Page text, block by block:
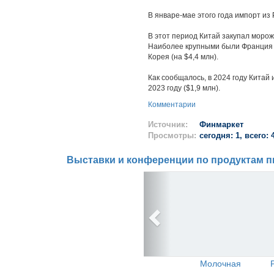
В январе-мае этого года импорт
В этот период Китай закупал
Наиболее крупными были
Корея (на $4,4 млн).
Как сообщалось, в 2024 году
2023 году ($1,9 млн).
Комментарии
Источник:
Финмаркет
Просмотры: сегодня: 1, всего:
Выставки и конференции по продуктам
Молочная